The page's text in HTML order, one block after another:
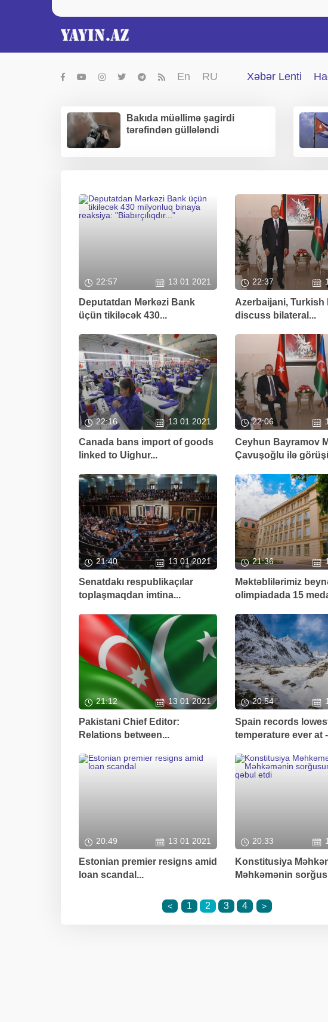
En RU Xəbər Lenti
Bakıda müəllimə şagirdi
tərəfindən güllələndi
22:57 13 01 2021
Deputatdan Mərkəzi Bank
üçün tikiləcək 430...
22:37
Azerbaijani, Turkish
discuss bilateral...
22:16 13 01 2021
Canada bans import of goods
linked to Uighur...
22:06
Ceyhun Bayramov
Çavuşoğlu ilə
21:40 13 01 2021
Senatdakı respublikaçılar
toplaşmaqdan imtina...
21:36
Məktəblilərimiz
olimpiadada 15
21:12 13 01 2021
Pakistani Chief Editor:
Relations between...
20:54
Spain records
temperature ever at
20:49 13 01 2021
Estonian premier resigns amid
loan scandal...
20:33
Konstitusiya
Məhkəmənin
< 1 2 3 4 >